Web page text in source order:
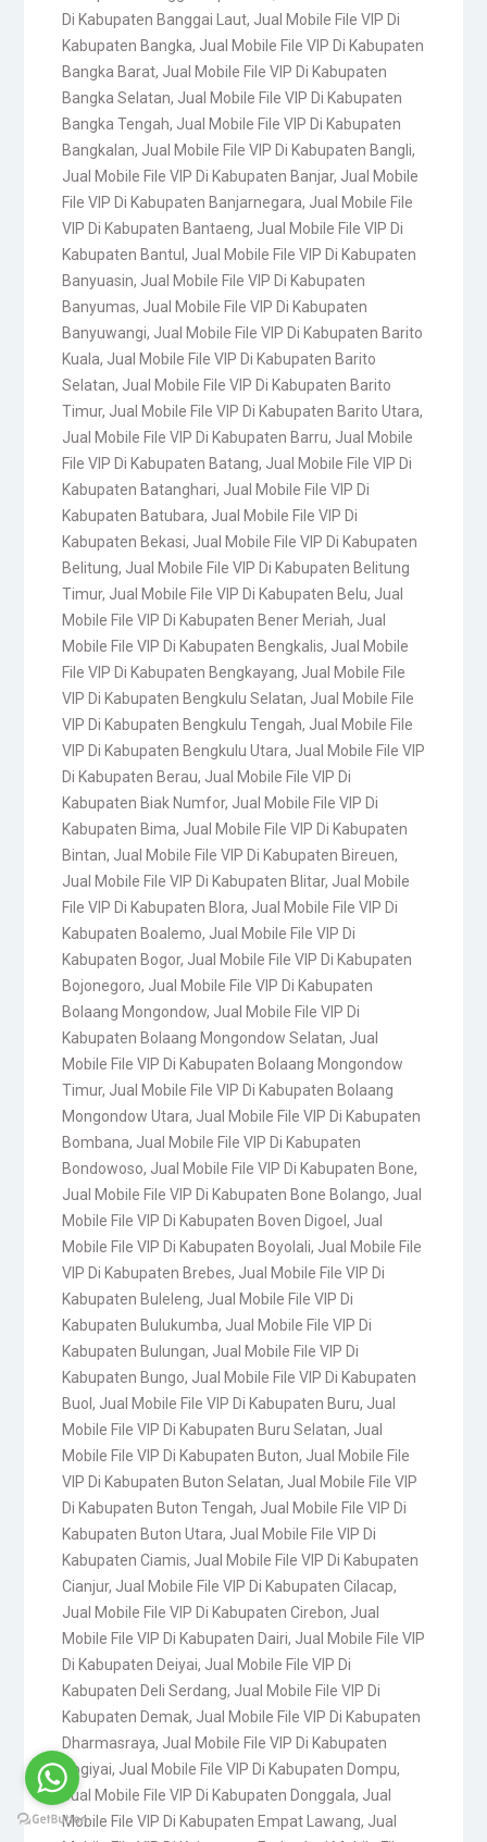
Di Kabupaten Banggai Laut, Jual Mobile File VIP Di
Kabupaten Bangka, Jual Mobile File VIP Di Kabupaten
Bangka Barat, Jual Mobile File VIP Di Kabupaten
Bangka Selatan, Jual Mobile File VIP Di Kabupaten
Bangka Tengah, Jual Mobile File VIP Di Kabupaten
Bangkalan, Jual Mobile File VIP Di Kabupaten Bangli,
Jual Mobile File VIP Di Kabupaten Banjar, Jual Mobile
File VIP Di Kabupaten Banjarnegara, Jual Mobile File
VIP Di Kabupaten Bantaeng, Jual Mobile File VIP Di
Kabupaten Bantul , Jual Mobile File VIP Di Kabupaten
Banyuasin, Jual Mobile File VIP Di Kabupaten
Banyumas, Jual Mobile File VIP Di Kabupaten
Banyuwangi, Jual Mobile File VIP Di Kabupaten Barito
Kuala, Jual Mobile File VIP Di Kabupaten Barito
Selatan, Jual Mobile File VIP Di Kabupaten Barito
Timur, Jual Mobile File VIP Di Kabupaten Barito Utara,
Jual Mobile File VIP Di Kabupaten Barru, Jual Mobile
File VIP Di Kabupaten Batang, Jual Mobile File VIP Di
Kabupaten Batanghari, Jual Mobile File VIP Di
Kabupaten Batubara, Jual Mobile File VIP Di
Kabupaten Bekasi, Jual Mobile File VIP Di Kabupaten
Belitung, Jual Mobile File VIP Di Kabupaten Belitung
Timur, Jual Mobile File VIP Di Kabupaten Belu, Jual
Mobile File VIP Di Kabupaten Bener Meriah, Jual
Mobile File VIP Di Kabupaten Bengkalis, Jual Mobile
File VIP Di Kabupaten Bengkayang, Jual Mobile File
VIP Di Kabupaten Bengkulu Selatan, Jual Mobile File
VIP Di Kabupaten Bengkulu Tengah, Jual Mobile File
VIP Di Kabupaten Bengkulu Utara, Jual Mobile File VIP
Di Kabupaten Berau, Jual Mobile File VIP Di
Kabupaten Biak Numfor, Jual Mobile File VIP Di
Kabupaten Bima, Jual Mobile File VIP Di Kabupaten
Bintan, Jual Mobile File VIP Di Kabupaten Bireuen,
Jual Mobile File VIP Di Kabupaten Blitar, Jual Mobile
File VIP Di Kabupaten Blora, Jual Mobile File VIP Di
Kabupaten Boalemo, Jual Mobile File VIP Di
Kabupaten Bogor, Jual Mobile File VIP Di Kabupaten
Bojonegoro, Jual Mobile File VIP Di Kabupaten
Bolaang Mongondow, Jual Mobile File VIP Di
Kabupaten Bolaang Mongondow Selatan, Jual
Mobile File VIP Di Kabupaten Bolaang Mongondow
Timur, Jual Mobile File VIP Di Kabupaten Bolaang
Mongondow Utara, Jual Mobile File VIP Di Kabupaten
Bombana, Jual Mobile File VIP Di Kabupaten
Bondowoso, Jual Mobile File VIP Di Kabupaten Bone,
Jual Mobile File VIP Di Kabupaten Bone Bolango, Jual
Mobile File VIP Di Kabupaten Boven Digoel , Jual
Mobile File VIP Di Kabupaten Boyolali, Jual Mobile File
VIP Di Kabupaten Brebes, Jual Mobile File VIP Di
Kabupaten Buleleng, Jual Mobile File VIP Di
Kabupaten Bulukumba, Jual Mobile File VIP Di
Kabupaten Bulungan, Jual Mobile File VIP Di
Kabupaten Bungo, Jual Mobile File VIP Di Kabupaten
Buol , Jual Mobile File VIP Di Kabupaten Buru, Jual
Mobile File VIP Di Kabupaten Buru Selatan, Jual
Mobile File VIP Di Kabupaten Buton, Jual Mobile File
VIP Di Kabupaten Buton Selatan, Jual Mobile File VIP
Di Kabupaten Buton Tengah, Jual Mobile File VIP Di
Kabupaten Buton Utara, Jual Mobile File VIP Di
Kabupaten Ciamis, Jual Mobile File VIP Di Kabupaten
Cianjur, Jual Mobile File VIP Di Kabupaten Cilacap,
Jual Mobile File VIP Di Kabupaten Cirebon, Jual
Mobile File VIP Di Kabupaten Dairi, Jual Mobile File VIP
Di Kabupaten Deiyai, Jual Mobile File VIP Di
Kabupaten Deli Serdang, Jual Mobile File VIP Di
Kabupaten Demak, Jual Mobile File VIP Di Kabupaten
Dharmasraya, Jual Mobile File VIP Di Kabupaten
Dogiyai, Jual Mobile File VIP Di Kabupaten Dompu,
Jual Mobile File VIP Di Kabupaten Donggala, Jual
Mobile File VIP Di Kabupaten Empat Lawang, Jual